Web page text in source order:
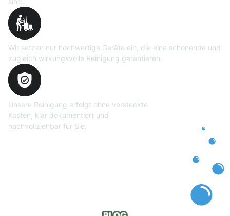
Wir setzen nur hochwertige Geräte ein, die eine schonende und
zugleich wirkungsvolle Reinigung garantieren.
Unsere Reinigung erfolgt ohne versteckte
Kosten, klar dokumentiert und
nachvollziehbar für Sie.